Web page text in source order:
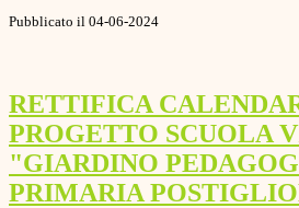
Pubblicato il 04-06-2024
RETTIFICA
PROGETTO SCUOLA
"GIARDINO
PRIMARIA